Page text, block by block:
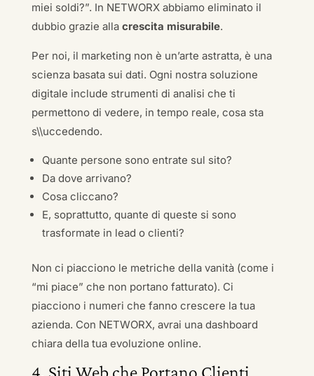
miei soldi?”. In NETWORX abbiamo eliminato il
dubbio grazie alla crescita misurabile.
Per noi, il marketing non è un’arte astratta, è una
scienza basata sui dati. Ogni nostra soluzione
digitale include strumenti di analisi che ti
permettono di vedere, in tempo reale, cosa sta
s\\uccedendo.
Quante persone sono entrate sul sito?
Da dove arrivano?
Cosa cliccano?
E, soprattutto, quante di queste si sono
trasformate in lead o clienti?
Non ci piacciono le metriche della vanità (come i
“mi piace” che non portano fatturato). Ci
piacciono i numeri che fanno crescere la tua
azienda. Con NETWORX, avrai una dashboard
chiara della tua evoluzione online.